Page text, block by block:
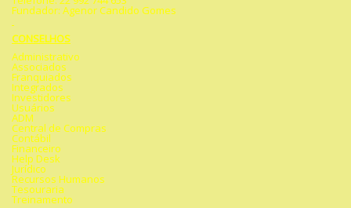
Fundador: Agenor Candido Gomes
CONSELHOS
Administrativo
Associados
Franquiados
Integrados
Investidores
Usuários
ADM
Central de Compras
Contábil
Financeiro
Help Desk
Jurídico
Recursos Humanos
Tesouraria
Treinamento